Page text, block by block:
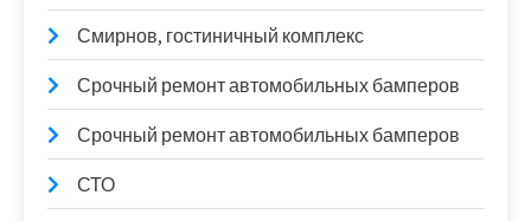
Смирнов, гостиничный комплекс
Срочный ремонт автомобильных бамперов
Срочный ремонт автомобильных бамперов
СТО